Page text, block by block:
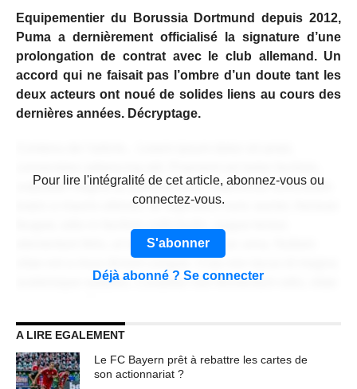
Equipementier du Borussia Dortmund depuis 2012,
Puma a dernièrement officialisé la signature d’une
prolongation de contrat avec le club allemand. Un
accord qui ne faisait pas l’ombre d’un doute tant les
deux acteurs ont noué de solides liens au cours des
dernières années. Décryptage.
vulputate magna at, pulvinar arcu. Maecenas sollicitudin
turpis a mauris ultrices, ac dignissim nunc auctor. Aenean
elementum felis, ut lacinia nulla urna ac urna. Nullam
scelerisque sodales. Curabitur non fermentum odio, vitae
Lorem ipsum dolor sit amet, consectetur adipiscing elit.
Praesent vel tortor facilisis, vulputate magna at, pulvinar
arcu. Maecenas sollicitudin turpis a mauris ultrices, ac
CONTENU RÉSERVÉ AUX
ABONNÉS
Pour lire l'intégralité de cet article, abonnez-vous ou
connectez-vous.
S'abonner
Déjà abonné ? Se connecter
A LIRE EGALEMENT
Le FC Bayern prêt à rebattre les cartes de
son actionnariat ?